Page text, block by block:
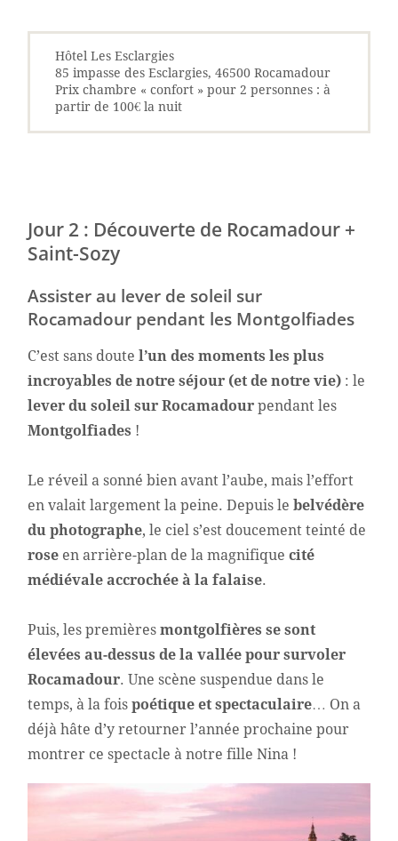
Hôtel Les Esclargies
85 impasse des Esclargies, 46500 Rocamadour
Prix chambre « confort » pour 2 personnes : à
partir de 100€ la nuit
Jour 2 : Découverte de Rocamadour +
Saint-Sozy
Assister au lever de soleil sur
Rocamadour pendant les Montgolfiades
C’est sans doutel’un des moments les plus
incroyables de notre séjour (et de notre vie) : le
lever du soleil sur Rocamadour pendant les
Montgolfiades !
Le réveil a sonné bien avant l’aube, mais l’effort
en valait largement la peine. Depuis lebelvédère
du photographe, le ciel s’est doucement teinté de
rose en arrière-plan de la magnifiquecité
médiévale accrochée à la falaise.
Puis, les premièresmontgolfières se sont
élevées au-dessus de la vallée pour survoler
Rocamadour. Une scène suspendue dans le
temps, à la foispoétique et spectaculaire… On a
déjà hâte d’y retourner l’année prochaine pour
montrer ce spectacle à notre fille Nina !